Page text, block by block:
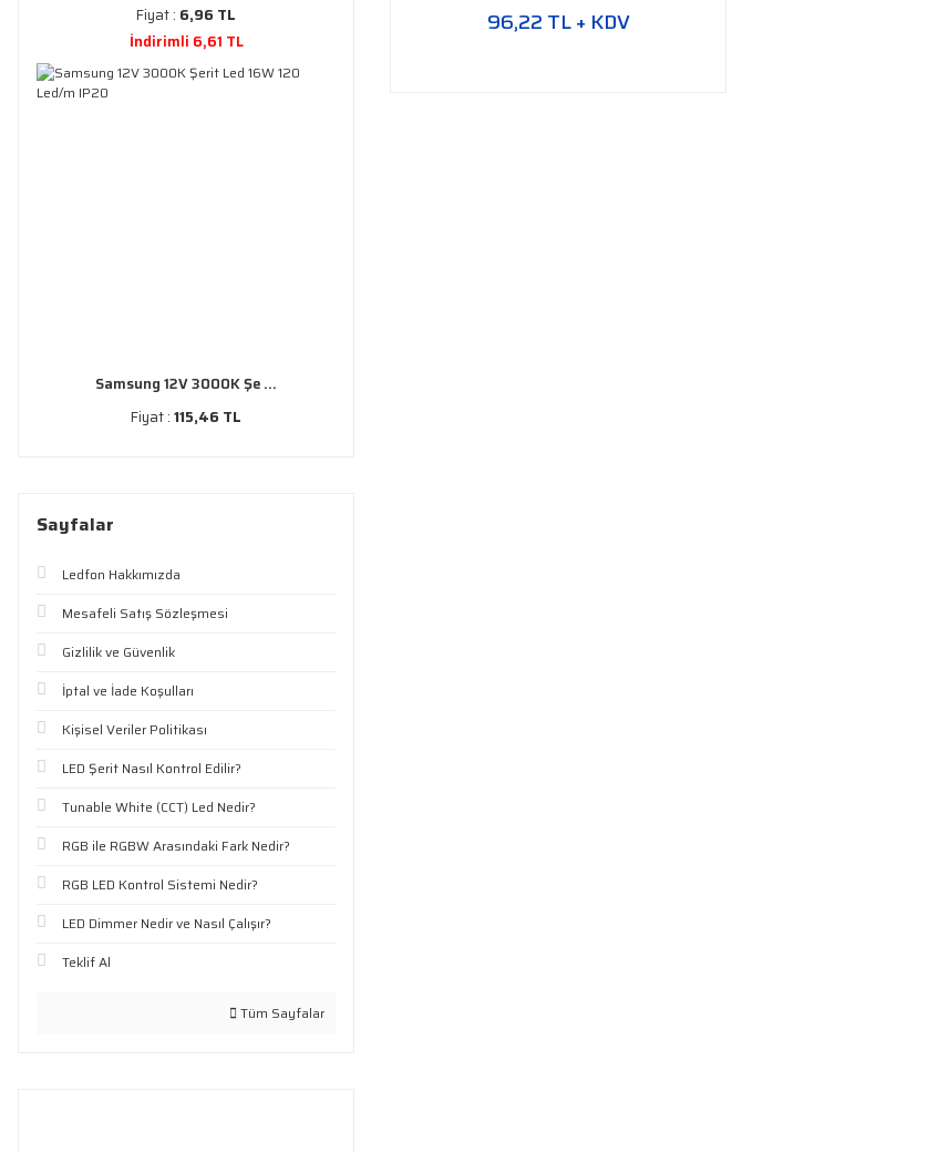
Fiyat : 6,96 TL
İndirimli 6,61 TL
Samsung 12V 3000K Şe ...
Fiyat :115,46 TL
Sayfalar
Ledfon Hakkımızda
Mesafeli Satış Sözleşmesi
Gizlilik ve Güvenlik
İptal ve İade Koşulları
Kişisel Veriler Politikası
LED Şerit Nasıl Kontrol Edilir?
Tunable White (CCT) Led Nedir?
RGB ile RGBW Arasındaki Fark Nedir?
RGB LED Kontrol Sistemi Nedir?
LED Dimmer Nedir ve Nasıl Çalışır?
Teklif Al
Tüm Sayfalar
96,22 TL + KDV